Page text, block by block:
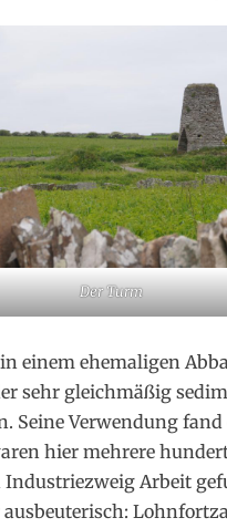
Der Turm
einem ehemaligen
sehr gleichmäßig
Seine Verwendung
hier mehrere
Arbeit